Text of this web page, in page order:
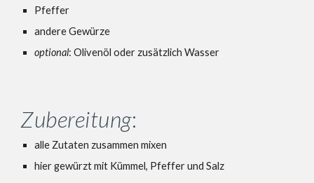
Pfeffer
andere Gewürze
optional: Olivenöl oder zusätzlich Wasser
Zubereitung:
alle Zutaten zusammen mixen
hier gewürzt mit Kümmel, Pfeffer und Salz